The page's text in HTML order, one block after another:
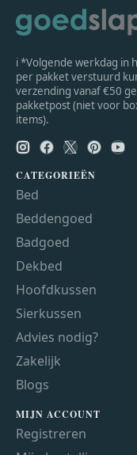
ℹ *Volgende werkdag
per pakket verstuurd
verzending vanaf €50
pakketpost (niet voor
items).
CATEGORIEËN
Bed
Beddengoed
Badgoed
Dekbed
Hoofdkussen
Sierkussen
Advies nodig?
Zakelijk
Blogs
MIJN ACCOUNT
Registreren